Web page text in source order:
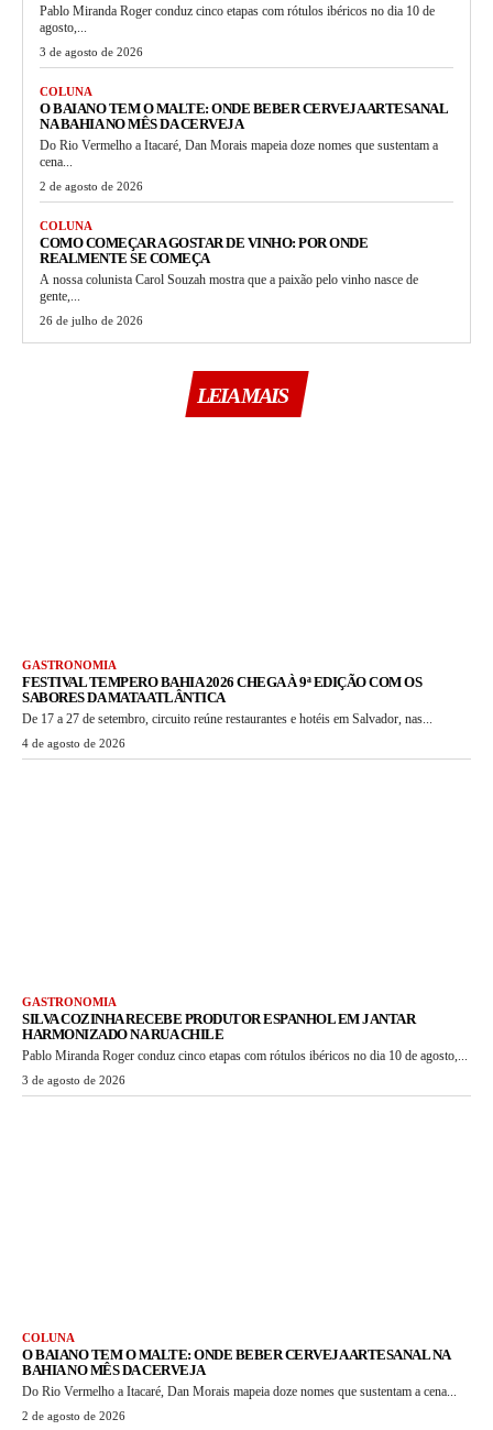
Pablo Miranda Roger conduz cinco etapas com rótulos ibéricos no dia 10 de
agosto,...
3 de agosto de 2026
COLUNA
O BAIANO TEM O MALTE: ONDE BEBER CERVEJA ARTESANAL
NA BAHIA NO MÊS DA CERVEJA
Do Rio Vermelho a Itacaré, Dan Morais mapeia doze nomes que sustentam a
cena...
2 de agosto de 2026
COLUNA
COMO COMEÇAR A GOSTAR DE VINHO: POR ONDE
REALMENTE SE COMEÇA
A nossa colunista Carol Souzah mostra que a paixão pelo vinho nasce de
gente,...
26 de julho de 2026
LEIA MAIS
GASTRONOMIA
FESTIVAL TEMPERO BAHIA 2026 CHEGA À 9ª EDIÇÃO COM OS
SABORES DA MATA ATLÂNTICA
De 17 a 27 de setembro, circuito reúne restaurantes e hotéis em Salvador, nas...
4 de agosto de 2026
GASTRONOMIA
SILVA COZINHA RECEBE PRODUTOR ESPANHOL EM JANTAR
HARMONIZADO NA RUA CHILE
Pablo Miranda Roger conduz cinco etapas com rótulos ibéricos no dia 10 de agosto,...
3 de agosto de 2026
COLUNA
O BAIANO TEM O MALTE: ONDE BEBER CERVEJA ARTESANAL NA
BAHIA NO MÊS DA CERVEJA
Do Rio Vermelho a Itacaré, Dan Morais mapeia doze nomes que sustentam a cena...
2 de agosto de 2026